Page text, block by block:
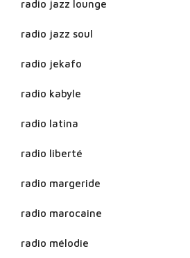
radio jazz lounge
radio jazz soul
radio jekafo
radio kabyle
radio latina
radio liberté
radio margeride
radio marocaine
radio mélodie